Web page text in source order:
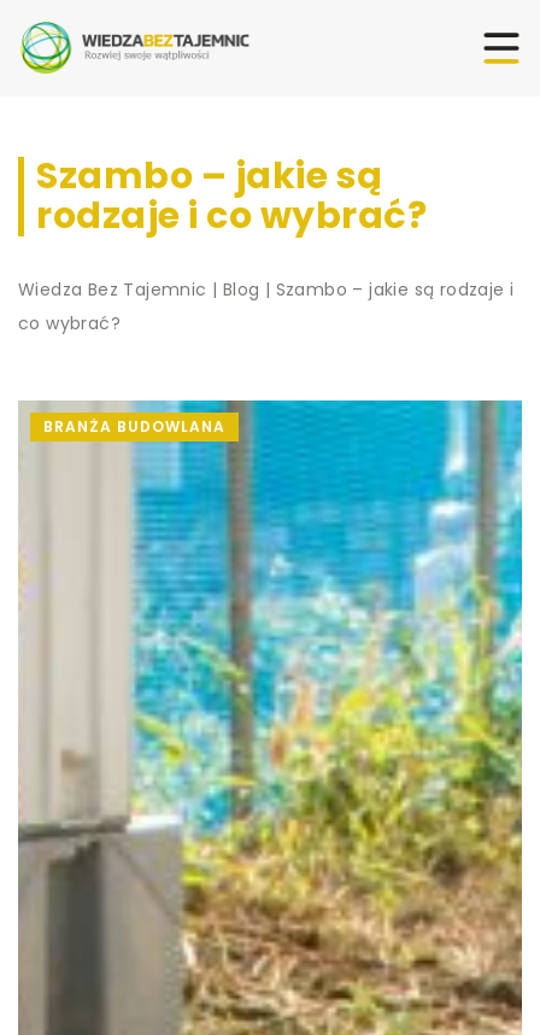
Szambo – jakie są
rodzaje i co wybrać?
Wiedza Bez Tajemnic | Blog | Szambo – jakie są rodzaje i
co wybrać?
BRANŻA BUDOWLANA